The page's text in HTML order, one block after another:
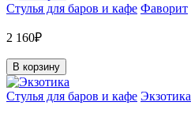
Стулья для баров и кафе Фаворит
2 160₽
В корзину
Стулья для баров и кафе Экзотика